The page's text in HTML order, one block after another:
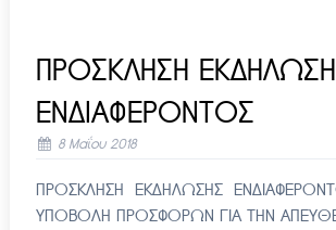
ΠΡΟΣΚΛΗΣΗ
ΕΝΔΙΑΦΕΡΟΝΤΟΣ
8 Μαΐου 2018
ΠΡΟΣΚΛΗΣΗ ΕΚΔΗΛΩΣΗΣ
ΥΠΟΒΟΛΗ ΠΡΟΣΦΟΡΩΝ ΓΙΑ ΤΗΝ